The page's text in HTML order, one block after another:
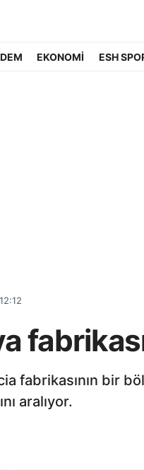
EKONOMİ ESH
fabrikasının bir
aralıyor.